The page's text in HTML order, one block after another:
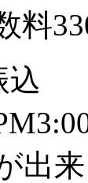
料
込
出